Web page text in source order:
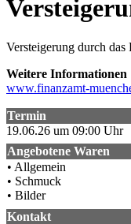
Versteigerung durch
Weitere Informationen
www.finanzamt-
Termin
19.06.26 um 09:00 Uhr
Angebotene Waren
• Allgemein
• Schmuck
• Bilder
Kontakt